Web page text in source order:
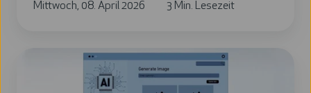
Mittwoch, 08. April 2026 3 Min. Lesezeit